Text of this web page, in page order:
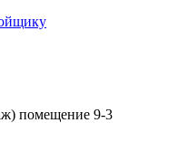
помещение 9-3